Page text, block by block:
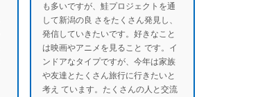
も多いですが、鮭プロジェクトを通
して新潟の良 さをたくさん発見し、
発信していきたいです。好きなこと
は映画やアニメを見ること です。イ
ンドアなタイプですが、今年は家族
や友達とたくさん旅行に行きたいと
考え ています。たくさんの人と交流